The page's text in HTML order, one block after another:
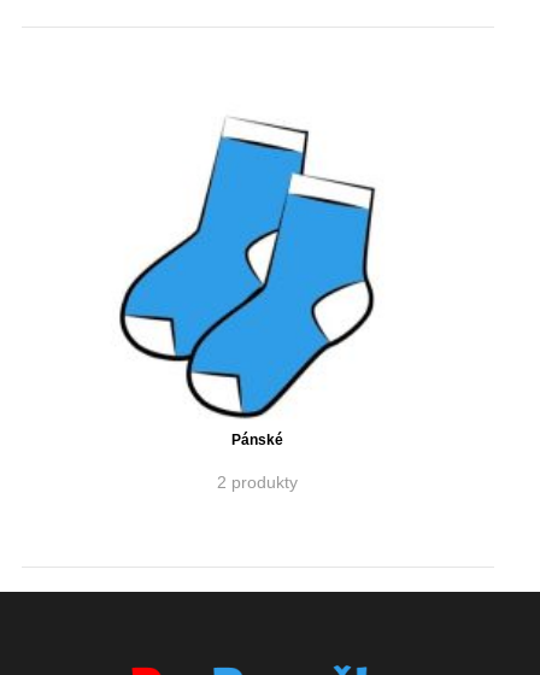
Pánské
2 produkty